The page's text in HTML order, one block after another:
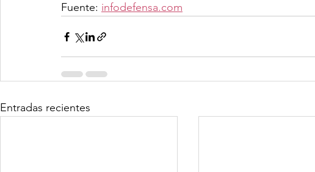
Fuente: infodefensa.com
Entradas recientes